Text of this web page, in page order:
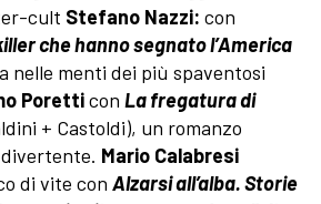
cult Stefano Nazzi: con
che hanno segnato l’America
nelle menti dei più spaventosi
Poretticon La fregatura di
+ Castoldi), un romanzo
Mario Calabresi
di vite con Alzarsi all’alba. Storie